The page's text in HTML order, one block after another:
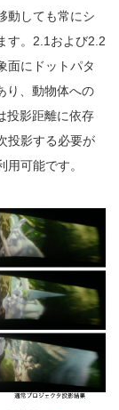
動しても常にシ
す。2.1および2.2
面にドットパタ
り、動物体への
投影距離に依存
投影する必要が
可能です。